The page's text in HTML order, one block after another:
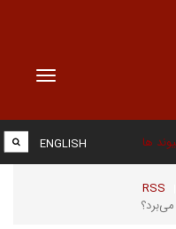
Toggle
ها
RSS
ENGLISH